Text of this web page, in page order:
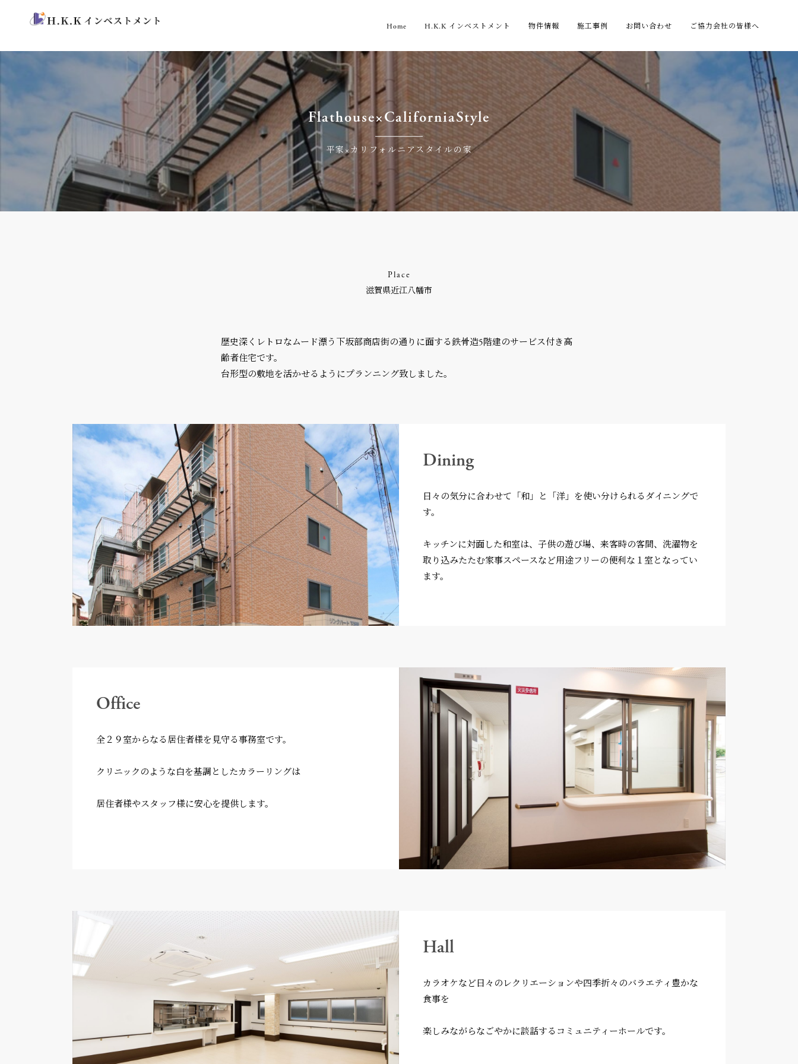
Home H.K.K インベストメント 物件情報 施工事例 お問い合わせ ご協力会社の皆様へ
Flathouse×CaliforniaStyle
平家×カリフォルニアスタイルの家
Place
滋賀県近江八幡市
歴史深くレトロなムード漂う下坂部商店街の通りに面する鉄骨造5階建のサービス付き高
齢者住宅です。
台形型の敷地を活かせるようにプランニング致しました。
Dining
日々の気分に合わせて「和」と「洋」を使い分けられるダイニングで
す。
キッチンに対面した和室は、子供の遊び場、来客時の客間、洗濯物を
取り込みたたむ家事スペースなど用途フリーの便利な１室となってい
ます。
Office
全２９室からなる居住者様を見守る事務室です。
クリニックのような白を基調としたカラーリングは
居住者様やスタッフ様に安心を提供します。
Hall
カラオケなど日々のレクリエーションや四季折々のバラエティ豊かな
食事を
楽しみながらなごやかに談話するコミュニティーホールです。